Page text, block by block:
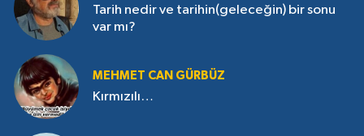
Tarih nedir ve tarihin(geleceğin) bir sonu
var mı?
MEHMET CAN GÜRBÜZ
Kırmızılı…